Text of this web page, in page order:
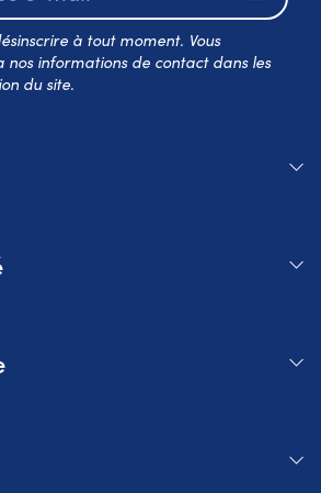
à tout moment. Vous
nos informations de contact dans les
du site.